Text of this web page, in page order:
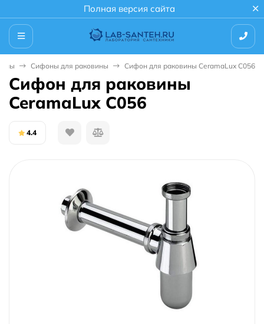
Полная версия сайта
Сифоны для раковины Сифон для раковины CeramaLux C056
Сифон для раковины
CeramaLux C056
4.4